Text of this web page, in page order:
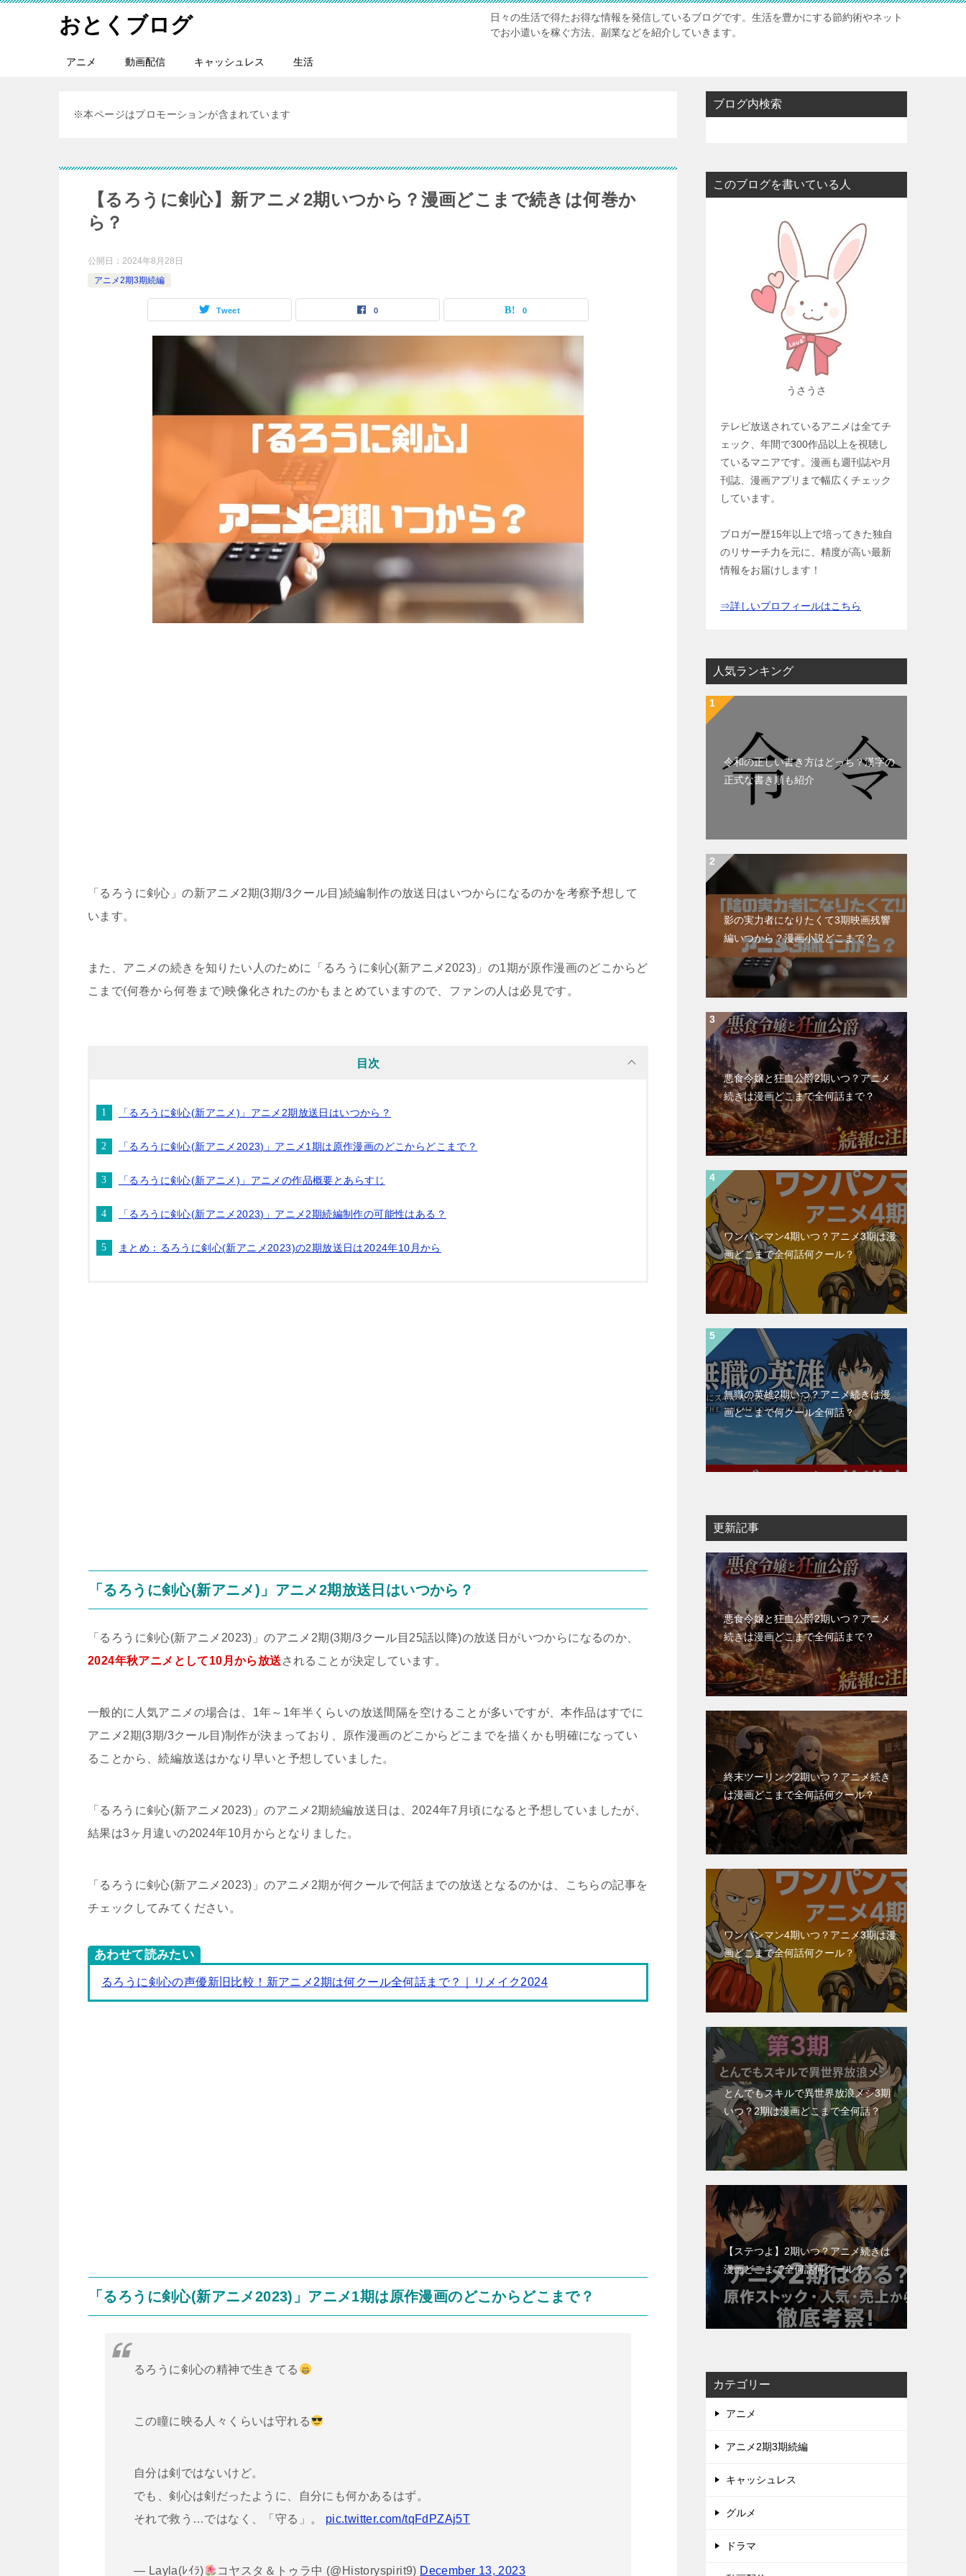
おとくブログ
日々の生活で得たお得な情報を発信しているブログです。生活を豊かにする節約術やネット
でお小遣いを稼ぐ方法、副業などを紹介していきます。
アニメ 動画配信 キャッシュレス 生活
※本ページはプロモーションが含まれています
【るろうに剣心】新アニメ2期いつから？漫画どこまで続きは何巻か
ら？
公開日： 2024年8月28日
アニメ2期3期続編
Tweet 0 0
「るろうに剣心」の新アニメ2期(3期/3クール目)続編制作の放送日はいつからになるのかを考察予想して
います。
また、アニメの続きを知りたい人のために「るろうに剣心(新アニメ2023)」の1期が原作漫画のどこからど
こまで(何巻から何巻まで)映像化されたのかもまとめていますので、ファンの人は必見です。
目次
「るろうに剣心(新アニメ)」アニメ2期放送日はいつから？
「るろうに剣心(新アニメ2023)」アニメ1期は原作漫画のどこからどこまで？
「るろうに剣心(新アニメ)」アニメの作品概要とあらすじ
「るろうに剣心(新アニメ2023)」アニメ2期続編制作の可能性はある？
まとめ：るろうに剣心(新アニメ2023)の2期放送日は2024年10月から
「るろうに剣心(新アニメ)」アニメ2期放送日はいつから？
「るろうに剣心(新アニメ2023)」のアニメ2期(3期/3クール目25話以降)の放送日がいつからになるのか、
2024年秋アニメとして10月から放送 されることが決定しています。
一般的に人気アニメの場合は、1年～1年半くらいの放送間隔を空けることが多いですが、本作品はすでに
アニメ2期(3期/3クール目)制作が決まっており、原作漫画のどこからどこまでを描くかも明確になってい
ることから、続編放送はかなり早いと予想していました。
「るろうに剣心(新アニメ2023)」のアニメ2期続編放送日は、2024年7月頃になると予想していましたが、
結果は3ヶ月違いの2024年10月からとなりました。
「るろうに剣心(新アニメ2023)」のアニメ2期が何クールで何話までの放送となるのかは、こちらの記事を
チェックしてみてください。
あわせて読みたい
るろうに剣心の声優新旧比較！新アニメ2期は何クール全何話まで？｜リメイク2024
「るろうに剣心(新アニメ2023)」アニメ1期は原作漫画のどこからどこまで？
るろうに剣心の精神で生きてる
この瞳に映る人々くらいは守れる
自分は剣ではないけど。
でも、剣心は剣だったように、自分にも何かあるはず。
それで救う…ではなく、「守る」。 pic.twitter.com/tqFdPZAj5T
— Layla(ﾚｲﾗ) コヤスタ＆トゥラ中 (@Historyspirit9) December 13, 2023
ブログ内検索
このブログを書いている人
うさうさ
テレビ放送されているアニメは全てチ
ェック、年間で300作品以上を視聴し
ているマニアです。漫画も週刊誌や月
刊誌、漫画アプリまで幅広くチェック
しています。
ブロガー歴15年以上で培ってきた独自
のリサーチ力を元に、精度が高い最新
情報をお届けします！
⇒詳しいプロフィールはこちら
人気ランキング
令和の正しい書き方はどっち？漢字の
正式な書き順も紹介
影の実力者になりたくて3期映画残響
編いつから？漫画小説どこまで？
悪食令嬢と狂血公爵2期いつ？アニメ
続きは漫画どこまで全何話まで？
ワンパンマン4期いつ？アニメ3期は漫
画どこまで全何話何クール？
無職の英雄2期いつ？アニメ続きは漫
画どこまで何クール全何話？
更新記事
悪食令嬢と狂血公爵2期いつ？アニメ
続きは漫画どこまで全何話まで？
終末ツーリング2期いつ？アニメ続き
は漫画どこまで全何話何クール？
ワンパンマン4期いつ？アニメ3期は漫
画どこまで全何話何クール？
とんでもスキルで異世界放浪メシ3期
いつ？2期は漫画どこまで全何話？
【ステつよ】2期いつ？アニメ続きは
漫画どこまで全何話何クール？
カテゴリー
アニメ
アニメ2期3期続編
キャッシュレス
グルメ
ドラマ